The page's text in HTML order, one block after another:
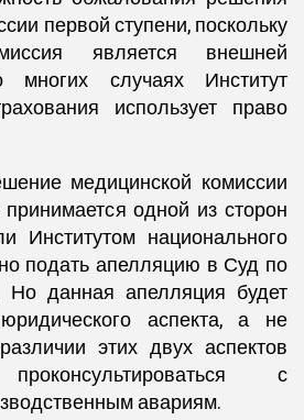
первой ступени, поскольку
является внешней
случаях Институт
использует право
медицинской комиссии
одной из сторон
Институтом национального
подать апелляцию в Суд по
Но данная апелляция будет
аспекта, а не
этих двух аспектов
с
авариям.